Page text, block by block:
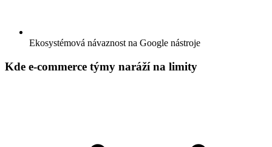
Ekosystémová návaznost na Google nástroje
Kde e-commerce týmy naráží na limity